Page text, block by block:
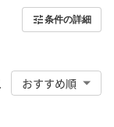
条件の詳細
おすすめ順